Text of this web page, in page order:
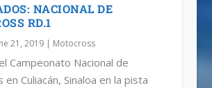
NACIONAL DE
RD.1
21, 2019| Motocross
Campeonato Nacional de
Culiacán, Sinaloa en la pista